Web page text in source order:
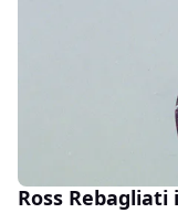
Ross